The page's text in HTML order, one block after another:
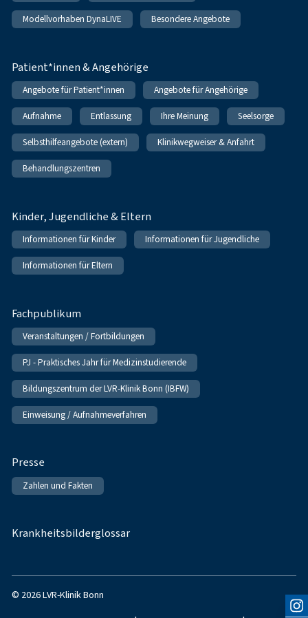
Modellvorhaben DynaLIVE Besondere Angebote
Patient*innen & Angehörige
Angebote für Patient*innen Angebote für Angehörige
Aufnahme Entlassung Ihre Meinung Seelsorge
Selbsthilfeangebote (extern) Klinikwegweiser & Anfahrt
Behandlungszentren
Kinder, Jugendliche & Eltern
Informationen für Kinder Informationen für Jugendliche
Informationen für Eltern
Fachpublikum
Veranstaltungen / Fortbildungen
PJ - Praktisches Jahr für Medizinstudierende
Bildungszentrum der LVR-Klinik Bonn (IBFW)
Einweisung / Aufnahmeverfahren
Presse
Zahlen und Fakten
Krankheitsbilderglossar
© 2026 LVR-Klinik Bonn